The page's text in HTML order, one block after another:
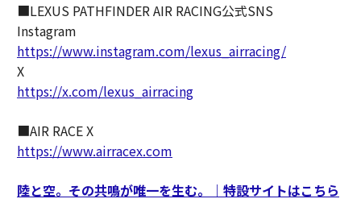
■LEXUS PATHFINDER AIR RACING公式SNS
Instagram
https://www.instagram.com/lexus_airracing/
X
https://x.com/lexus_airracing
■AIR RACE X
https://www.airracex.com
陸と空。その共鳴が唯一を生む。｜特設サイトはこちら